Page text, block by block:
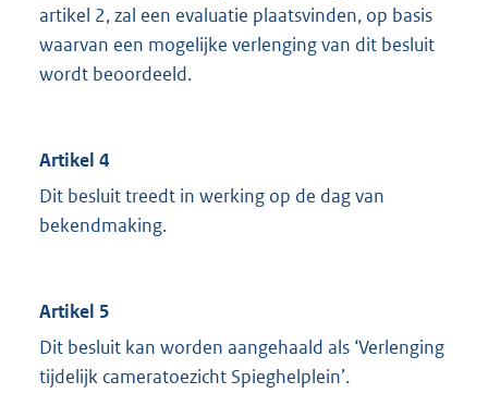
artikel 2, zal een evaluatie plaatsvinden, op basis
waarvan een mogelijke verlenging van dit besluit
wordt beoordeeld.
Artikel 4
Dit besluit treedt in werking op de dag van
bekendmaking.
Artikel 5
Dit besluit kan worden aangehaald als ‘Verlenging
tijdelijk cameratoezicht Spieghelplein’.